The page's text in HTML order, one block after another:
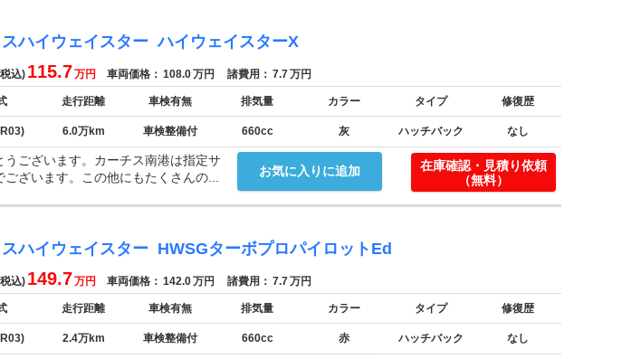
ハイウェイスター ハイウェイスターX
込) 115.7万円 車両価格： 108.0万円 諸費用： 7.7万円
走行距離 車検有無 排気量 カラー タイプ 修復歴
6.0万km 車検整備付 660cc 灰 ハッチバック なし
お気に入りに追加
ございます。カーチス南港は指定サ
ざいます。この他にもたくさんの...
在庫確認・見積り依頼
（無料）
ハイウェイスター HWSGターボプロパイロットEd
込) 149.7万円 車両価格： 142.0万円 諸費用： 7.7万円
走行距離 車検有無 排気量 カラー タイプ 修復歴
2.4万km 車検整備付 660cc 赤 ハッチバック なし